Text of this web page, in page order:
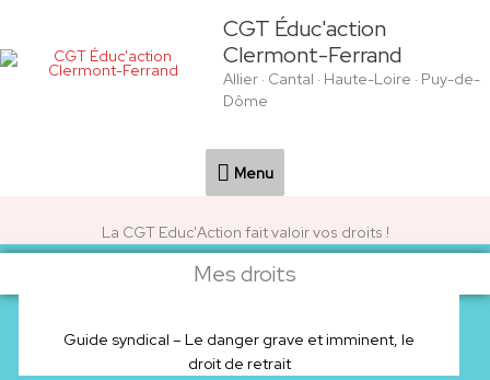
contenu
CGT Éduc'action
Clermont-Ferrand
Allier · Cantal · Haute-Loire · Puy-de-
Dôme
Menu
Menu
La CGT Educ'Action fait valoir vos droits !
Mes droits
Guide syndical – Le danger grave et imminent, le
droit de retrait